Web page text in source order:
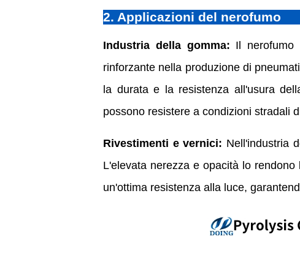
2. Applicazioni del nerofumo
Industria della gomma: Il nerofumo
rinforzante nella produzione di
la durata e la resistenza all'usura
possono resistere a condizioni stradali
Rivestimenti e vernici: Nell'industria
L'elevata nerezza e opacità lo
un'ottima resistenza alla luce,